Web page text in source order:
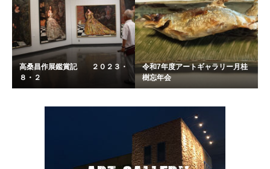
高桑昌作展鑑賞記 ２０２３・
８・２
令和7年度アートギャラリー月桂
樹忘年会